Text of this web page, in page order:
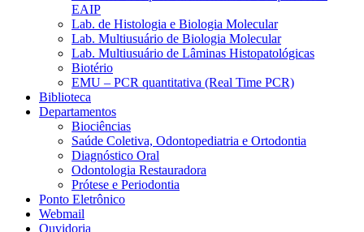
EAIP
Lab. de Histologia e Biologia Molecular
Lab. Multiusuário de Biologia Molecular
Lab. Multiusuário de Lâminas Histopatológicas
Biotério
EMU – PCR quantitativa (Real Time PCR)
Biblioteca
Departamentos
Biociências
Saúde Coletiva, Odontopediatria e Ortodontia
Diagnóstico Oral
Odontologia Restauradora
Prótese e Periodontia
Ponto Eletrônico
Webmail
Ouvidoria